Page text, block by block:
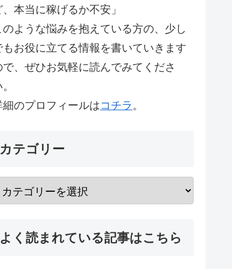
、本当に稼げるか不安」
のような悩みを抱えている方の、少し
もお役に立てる情報を書いていきます
で、ぜひお気軽に読んでみてくださ
細のプロフィールはコチラ 。
カテゴリー
よく読まれている記事はこちら